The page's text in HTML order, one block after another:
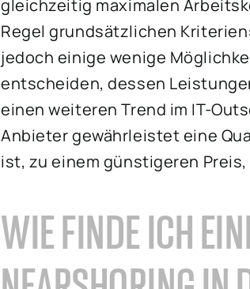
gleichzeitig maximalen
Regel grundsätzlichen
jedoch einige wenige
entscheiden, dessen
einen weiteren Trend im IT-
Anbieter gewährleistet eine
ist, zu einem günstigeren
WIE FINDE ICH